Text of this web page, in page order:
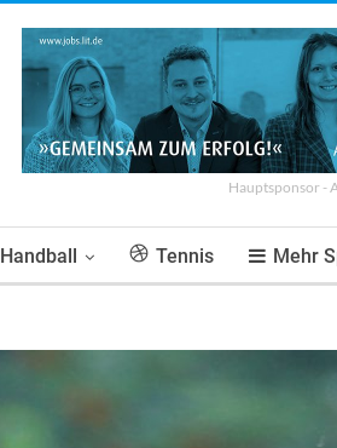
Hauptsponsor -
Handball Tennis Mehr